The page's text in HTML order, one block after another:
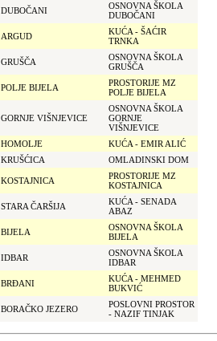
DUBOČANI
OSNOVNA ŠKOLA
DUBOČANI
ARGUD
KUĆA - ŠAĆIR
TRNKA
GRUŠČA
OSNOVNA ŠKOLA
GRUŠČA
POLJE BIJELA
PROSTORIJE MZ
POLJE BIJELA
GORNJE VIŠNJEVICE
OSNOVNA ŠKOLA
GORNJE
VIŠNJEVICE
HOMOLJE
KUĆA - EMIR ALIĆ
KRUŠĆICA OMLADINSKI DOM
KOSTAJNICA
PROSTORIJE MZ
KOSTAJNICA
STARA ČARŠIJA
KUĆA - SENADA
ABAZ
BIJELA
OSNOVNA ŠKOLA
BIJELA
IDBAR
OSNOVNA ŠKOLA
IDBAR
BRĐANI
KUĆA - MEHMED
BUKVIĆ
BORAČKO JEZERO
POSLOVNI PROSTOR
- NAZIF TINJAK